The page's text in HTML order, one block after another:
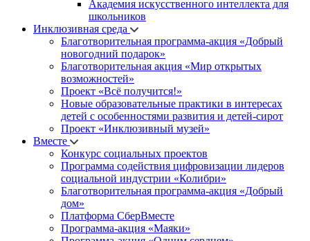
Академия искусственного интеллекта для
школьников
Инклюзивная среда
Благотворительная программа-акция «Добрый
новогодний подарок»
Благотворительная акция «Мир открытых
возможностей»
Проект «Всё получится!»
Новые образовательные практики в интересах
детей с особенностями развития и детей-сирот
Проект «Инклюзивный музей»
Вместе
Конкурс социальных проектов
Программа содействия цифровизации лидеров
социальной индустрии «Колибри»
Благотворительная программа-акция «Добрый
дом»
Платформа СберВместе
Программа-акция «Маяки»